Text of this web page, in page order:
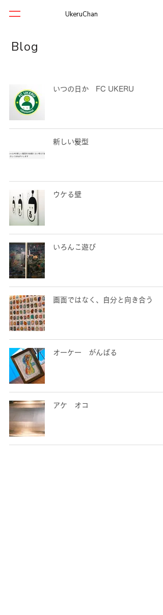
UkeruChan
Blog
いつの日か FC UKERU
新しい髪型
ウケる壁
いろんこ遊び
画面ではなく、自分と向き合う
オーケー がんばる
アケ オコ